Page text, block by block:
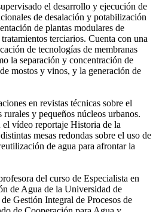
el desarrollo y ejecución de
de desalación y potabilización
de plantas modulares de
terciarios. Cuenta con una
de tecnologías de membranas
la separación y concentración de
mostos y vinos, y la generación de
en revistas técnicas sobre el
rurales y pequeños núcleos urbanos.
el vídeo reportaje Historia de la
mesas redondas sobre el uso de
de agua para afrontar la
del curso de Especialista en
de Agua de la Universidad de
Gestión Integral de Procesos de